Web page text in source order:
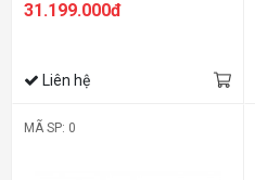
SSD/15.6 FHD 165hz/RTX 3060
31.199.000đ
Liên hệ
MÃ SP: 0